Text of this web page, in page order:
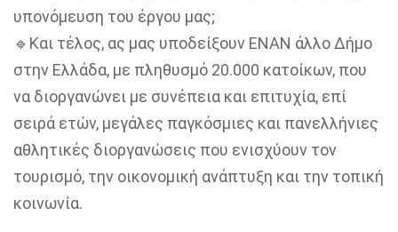
υπονόμευση του έργου μας;
🔹Και τέλος, ας μας υποδείξουν ΕΝΑΝ άλλο Δήμο
στην Ελλάδα, με πληθυσμό 20.000 κατοίκων, που
να διοργανώνει με συνέπεια και επιτυχία, επί
σειρά ετών, μεγάλες παγκόσμιες και πανελλήνιες
αθλητικές διοργανώσεις που ενισχύουν τον
τουρισμό, την οικονομική ανάπτυξη και την τοπική
κοινωνία.